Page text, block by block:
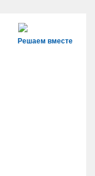
Решаем вместе